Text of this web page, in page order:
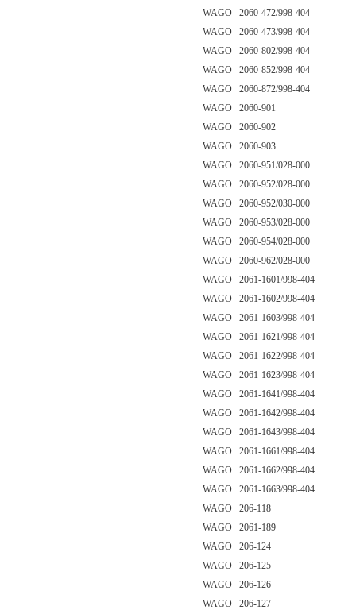
WAGO 2060-472/998-404
WAGO 2060-473/998-404
WAGO 2060-802/998-404
WAGO 2060-852/998-404
WAGO 2060-872/998-404
WAGO 2060-901
WAGO 2060-902
WAGO 2060-903
WAGO 2060-951/028-000
WAGO 2060-952/028-000
WAGO 2060-952/030-000
WAGO 2060-953/028-000
WAGO 2060-954/028-000
WAGO 2060-962/028-000
WAGO 2061-1601/998-404
WAGO 2061-1602/998-404
WAGO 2061-1603/998-404
WAGO 2061-1621/998-404
WAGO 2061-1622/998-404
WAGO 2061-1623/998-404
WAGO 2061-1641/998-404
WAGO 2061-1642/998-404
WAGO 2061-1643/998-404
WAGO 2061-1661/998-404
WAGO 2061-1662/998-404
WAGO 2061-1663/998-404
WAGO 206-118
WAGO 2061-189
WAGO 206-124
WAGO 206-125
WAGO 206-126
WAGO 206-127